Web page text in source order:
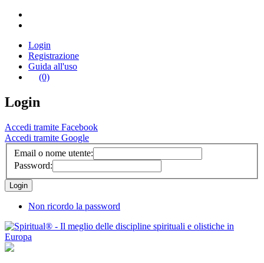
Login
Registrazione
Guida all'uso
(0)
Login
Accedi tramite Facebook
Accedi tramite Google
Email o nome utente:
Password:
Non ricordo la password